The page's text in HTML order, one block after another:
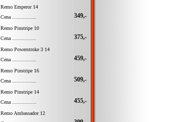
Remo Emperor 14
Cena ................
349,-
Remo Pinstripe 10
Cena ................
375,-
Remo Powerstroke 3 14
Cena ................
459,-
Remo Pinstripe 16
Cena ................
509,-
Remo Pinstripe 14
Cena ................
455,-
Remo Ambassador 12